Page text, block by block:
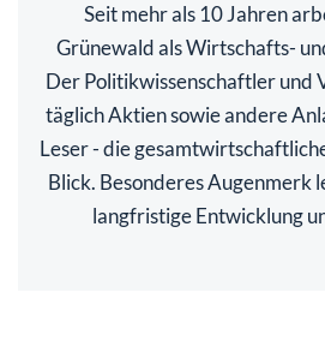
Seit mehr als 10 Jahren
Grünewald als Wirtschafts-
Der Politikwissenschaftler und
täglich Aktien sowie andere
Leser - die
Blick. Besonderes Augenmerk
langfristige Entwicklung